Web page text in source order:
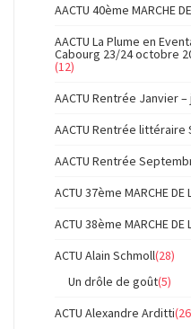
AACTU 40ème MARCHE
AACTU La Plume en
Cabourg 23/24 octobre
(12)
AACTU Rentrée Janvier –
AACTU Rentrée littéraire
AACTU Rentrée
ACTU 37ème MARCHE DE
ACTU 38ème MARCHE DE
ACTU Alain Schmoll(28)
Un drôle de goût(5)
ACTU Alexandre Arditti